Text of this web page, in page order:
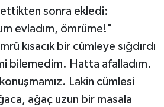
sonra ekledi:
evladım, ömrüme!"
kısacık bir cümleye sığdırdı
bilemedim. Hatta afalladım.
Lakin cümlesi
ağaç uzun bir masala